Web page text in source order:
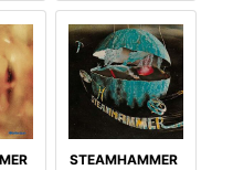
STEAMHAMMER